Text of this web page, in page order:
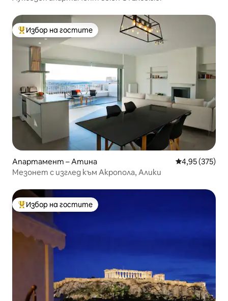
Най-популярен избор на гостите
Избор на гостите
Апартамент – Атина Средна
4,95 (375)
Мезонет с изглед към Акропола, Алики
Най-популярен избор на гостите
Избор на гостите